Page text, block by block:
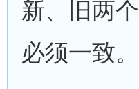
新、旧两
必须一致。